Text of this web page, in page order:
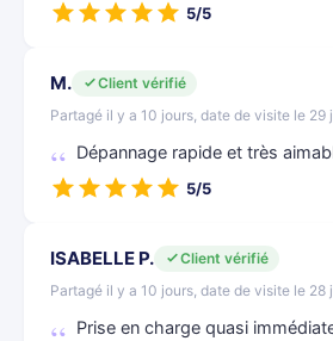
5/5
M.
Client vérifié
Partagé il y a 10 jours, date de visite le 29
Dépannage rapide et très
5/5
ISABELLE P.
Client vérifié
Partagé il y a 10 jours, date de visite le 28
Prise en charge quasi